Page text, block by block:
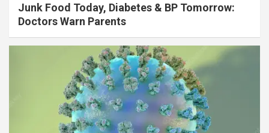
Junk Food Today, Diabetes & BP Tomorrow:
Doctors Warn Parents